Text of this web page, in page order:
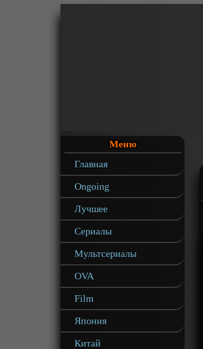
Меню
Главная
Ongoing
Лучшее
Сериалы
Мультсериалы
OVA
Film
Япония
Китай